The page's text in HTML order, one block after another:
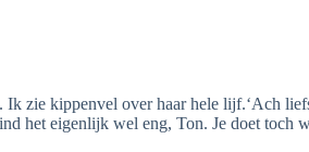
Ik zie kippenvel over haar hele lijf.‘Ach
het eigenlijk wel eng, Ton. Je doet toch